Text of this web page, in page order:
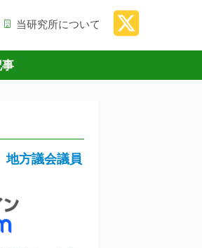
当研究所について
地方議会議員